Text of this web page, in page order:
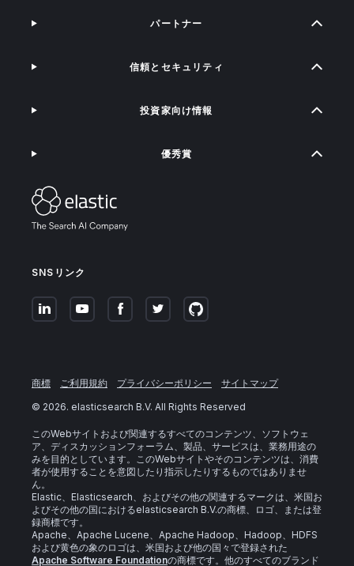
SNSリンク
パートナー
信頼とセキュリティ
投資家向け情報
優秀賞
商標 ご利用規約 プライバシーポリシー
サイトマップ
© 2026. elasticsearch B.V. All Rights Reserved
このWebサイトおよび関連するすべてのコンテンツ、ソフトウェ
ア、ディスカッションフォーラム、製品、サービスは、業務用途の
みを目的としています。このWebサイトやそのコンテンツは、消費
者が使用することを意図したり指示したりするものではありませ
ん。
Elastic、Elasticsearch、およびその他の関連するマークは、米国お
よびその他の国におけるelasticsearch B.V.の商標、ロゴ、または登
録商標です。
Apache、Apache Lucene、Apache Hadoop、Hadoop、HDFS
および黄色の象のロゴは、米国および他の国々で登録された
Apache Software Foundationの商標です。他のすべてのブランド